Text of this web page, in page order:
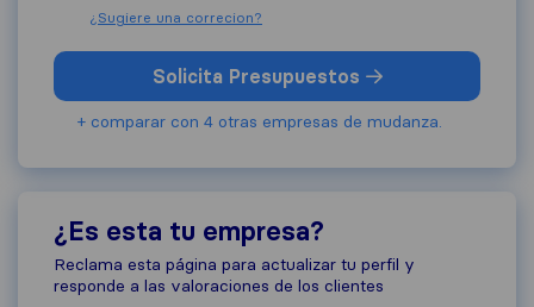
¿Sugiere una correcion?
Solicita Presupuestos
+ comparar con 4 otras empresas de mudanza.
¿Es esta tu empresa?
Reclama esta página para actualizar tu perfil y
responde a las valoraciones de los clientes